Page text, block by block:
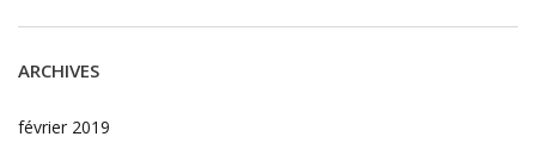
ARCHIVES
février 2019